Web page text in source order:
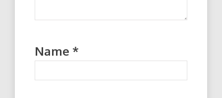
Name *